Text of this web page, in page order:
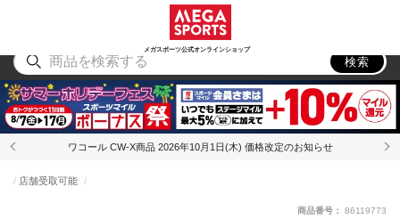
メガスポーツ公式オンラインショップ
アウトドア
検索
ワコール CW-X商品 2026年10月1日(木) 価格改定のお知らせ
店舗受取可能
商品番号： 86119773